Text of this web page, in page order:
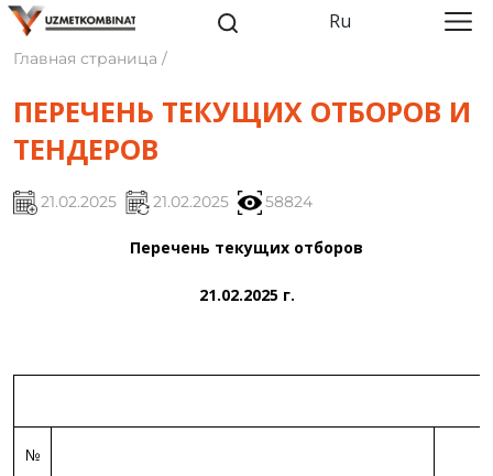
Ru
Главная страница /
ПЕРЕЧЕНЬ ТЕКУЩИХ ОТБОРОВ И
ТЕНДЕРОВ
21.02.2025 21.02.2025 58824
Перечень текущих отборов
21.02.2025 г.
№